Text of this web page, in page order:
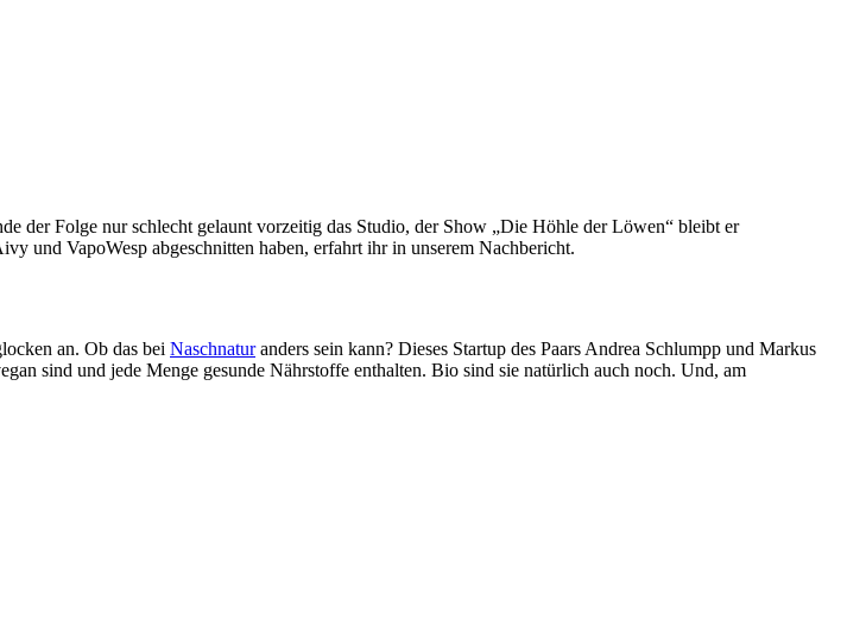
der Folge nur schlecht gelaunt vorzeitig das Studio, der Show „Die Höhle der Löwen“ bleibt er
und VapoWesp abgeschnitten haben, erfahrt ihr in unserem Nachbericht.
an. Ob das bei Naschnaturanders sein kann? Dieses Startup des Paars Andrea Schlumpp und Markus
sind und jede Menge gesunde Nährstoffe enthalten. Bio sind sie natürlich auch noch. Und, am